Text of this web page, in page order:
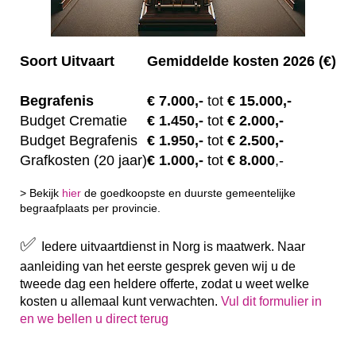
Soort Uitvaart Gemiddelde kosten 2026 (€)
Begrafenis € 7.000,- tot € 15.000,-
Budget Crematie
€ 1.450,- tot € 2.000,-
Budget Begrafenis € 1.950,- tot € 2.500,-
Grafkosten (20 jaar)€ 1.000,- tot € 8.000,-
> Bekijk hier de goedkoopste en duurste gemeentelijke
begraafplaats per provincie.
✅
Iedere uitvaartdienst in Norg is maatwerk. Naar
aanleiding van het eerste gesprek geven wij u de
tweede dag een heldere offerte, zodat u weet welke
kosten u allemaal kunt verwachten. Vul dit formulier in
en we bellen u direct terug